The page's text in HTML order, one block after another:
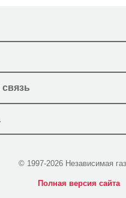
© 1997-2026 Независимая
Полная версия сайта